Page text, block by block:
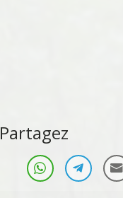
Partagez